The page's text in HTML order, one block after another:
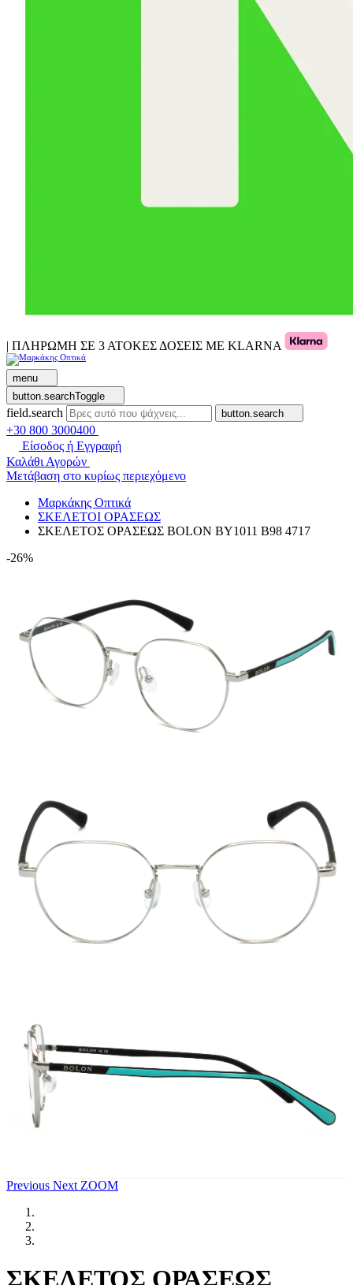
| ΠΛΗΡΩΜΗ ΣΕ 3 ΑΤΟΚΕΣ ΔΟΣΕΙΣ ΜΕ KLARNA
menu
button.searchToggle
field.search button.search
+30 800 3000400
Είσοδος ή Εγγραφή
Καλάθι Αγορών
Μετάβαση στο κυρίως περιεχόμενο
Μαρκάκης Οπτικά
ΣΚΕΛΕΤΟΙ ΟΡΑΣΕΩΣ
ΣΚΕΛΕΤΟΣ ΟΡΑΣΕΩΣ BOLON BY1011 B98 4717
-26%
Previous Next ZOOM
ΣΚΕΛΕΤΟΣ ΟΡΑΣΕΩΣ